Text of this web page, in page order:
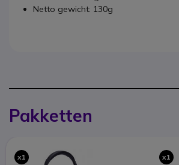
Netto gewicht: 130g
Pakketten
x1 x1